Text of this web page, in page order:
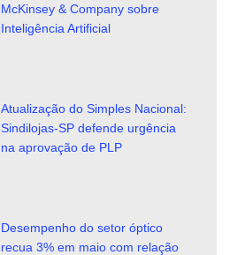
McKinsey & Company sobre
Inteligência Artificial
Atualização do Simples Nacional:
Sindilojas-SP defende urgência
na aprovação de PLP
Desempenho do setor óptico
recua 3% em maio com relação